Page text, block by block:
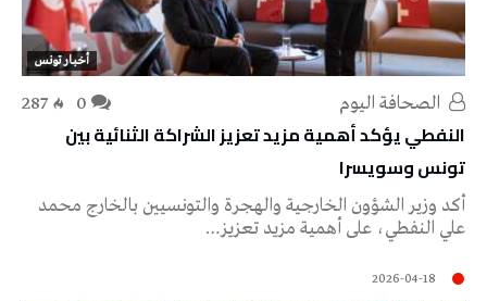
أخبار تونس
287
النفطي يؤكد أهمية مزيد تعزيز الشراكة الثنائية بين
تونس وسويسرا
أكد وزير الشؤون الخارجية والهجرة والتونسيين بالخارج محمد
علي النفطي، على أهمية مزيد تعزيز…
2026-04-18